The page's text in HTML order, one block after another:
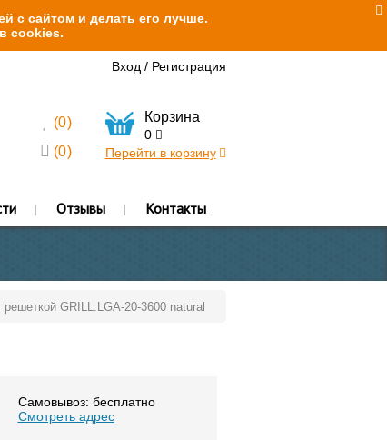
с сайтом и делать его лучше.
cookies.
Вход / Регистрация
(0)
(0)
Корзина
0
Перейти в корзину
Отзывы Контакты
GRILL.LGA-20-3600 natural
Самовывоз: бесплатно
Смотреть адрес